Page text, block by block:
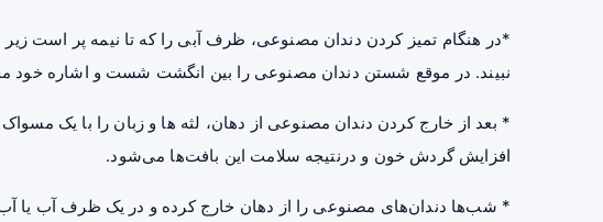
*در هنگام تمیز کردن دندان مصنوعی، ظرف آبی را که تا نیمه پر است
نبیند. در موقع شستن دندان مصنوعی را بین انگشت شست و اشاره خود
* بعد از خارج کردن دندان مصنوعی از دهان، لثه ها و زبان را با یک
افزایش گردش خون و درنتیجه سلامت این بافت‌ها می‌شود.
* شب‌ها دندان‌های مصنوعی را از دهان خارج کرده و در یک ظرف آب یا آب